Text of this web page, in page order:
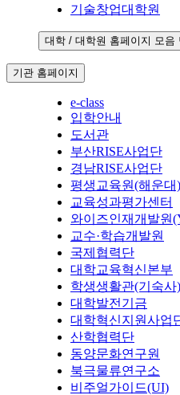
기술창업대학원
대학 / 대학원 홈페이지 모음
기관 홈페이지
e-class
입학안내
도서관
부산RISE사업단
경남RISE사업단
평생교육원(해운대)
교육성과평가센터
와이즈인재개발원
교수·학습개발원
국제협력단
대학교육혁신본부
학생생활관(기숙사)
대학발전기금
대학혁신지원사업
산학협력단
동양문화연구원
북극물류연구소
비주얼가이드(UI)